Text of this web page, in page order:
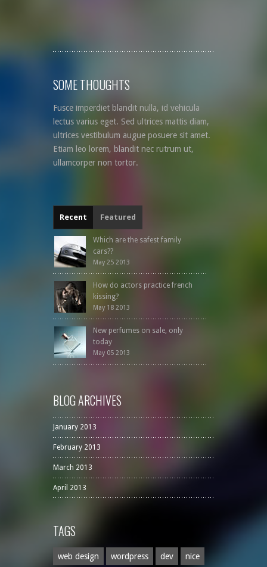
SOME THOUGHTS
Fusce imperdiet blandit nulla, id vehicula
lectus varius eget. Sed ultrices mattis diam,
ultrices vestibulum augue posuere sit amet.
Etiam leo lorem, blandit nec rutrum ut,
ullamcorper non tortor.
Recent Featured
Which are the safest family
cars??
May 25 2013
How do actors practice french
kissing?
May 18 2013
New perfumes on sale, only
today
May 05 2013
BLOG ARCHIVES
January 2013
February 2013
March 2013
April 2013
TAGS
web design wordpress dev nice